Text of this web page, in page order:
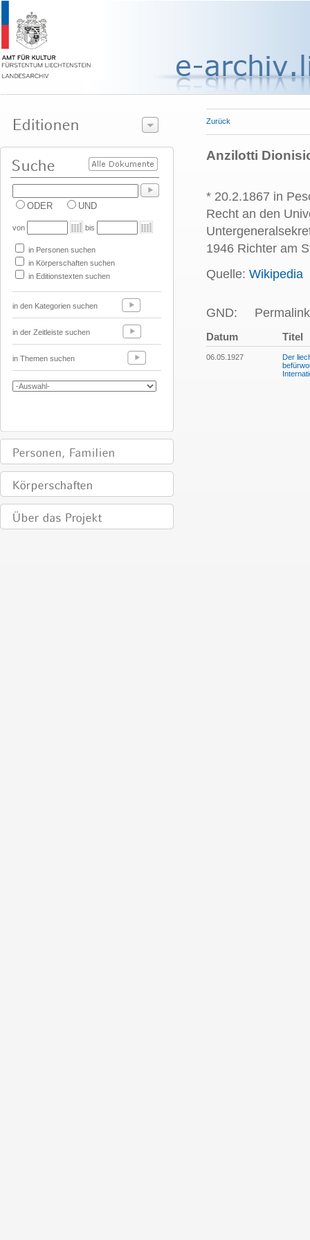
ODER UND
von bis
in Personen suchen
in Körperschaften suchen
in Editionstexten suchen
in den Kategorien suchen
in der Zeitleiste suchen
in Themen suchen
Zurück
Anzilotti
* 20.2.1867 in
Recht an den
1946 Richter am
Quelle: Wikipedia
GND:
Datum Titel
06.05.1927
Der